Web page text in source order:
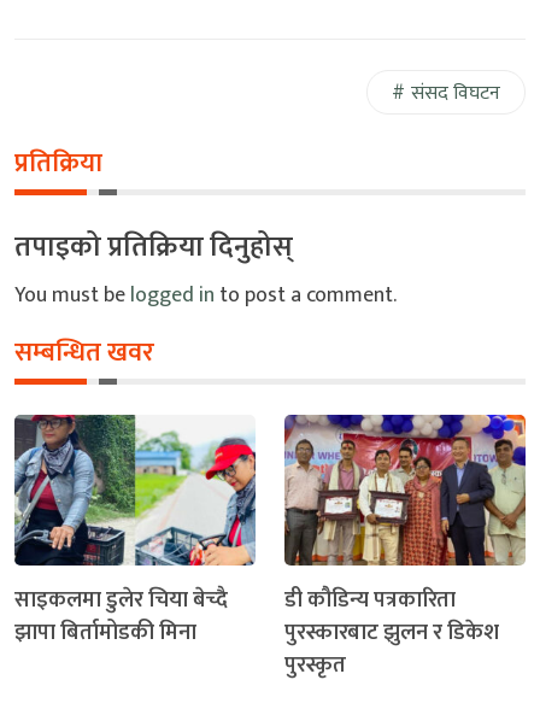
संसद विघटन
प्रतिक्रिया
तपाइको प्रतिक्रिया दिनुहोस्
You must belogged in to post a comment.
सम्बन्धित खवर
साइकलमा डुलेर चिया बेच्दै
झापा बिर्तामोडकी मिना
डी कौडिन्य पत्रकारिता
पुरस्कारबाट झुलन र डिकेश
पुरस्कृत